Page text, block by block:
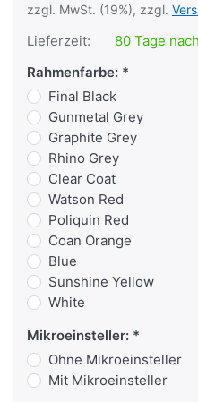
zzgl. MwSt. (19%), zzgl.
Lieferzeit:
80 Tage
Rahmenfarbe:
Final Black
Gunmetal Grey
Graphite Grey
Rhino Grey
Clear Coat
Watson Red
Poliquin Red
Coan Orange
Blue
Sunshine Yellow
White
Mikroeinsteller:
Ohne Mikroeinsteller
Mit Mikroeinsteller